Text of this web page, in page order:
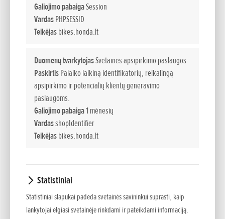
Galiojimo pabaigaSession
VardasPHPSESSID
Teikėjasbikes.honda.lt
Duomenų tvarkytojasSvetainės apsipirkimo paslaugos
PaskirtisPalaiko laikiną identifikatorių, reikalingą
apsipirkimo ir potencialių klientų generavimo
paslaugoms.
Galiojimo pabaiga1 mėnesių
VardasshopIdentifier
Teikėjasbikes.honda.lt
Statistiniai
Statistiniai slapukai padeda svetainės savininkui suprasti, kaip
lankytojai elgiasi svetainėje rinkdami ir pateikdami informaciją.
EL. PAŠTAS/TELEFONAS:
PASIRINKTI VIETĄ:*
KLAUSIMAS:
- Žvaigždute pažymėtus laukelius užpildyti būtina.